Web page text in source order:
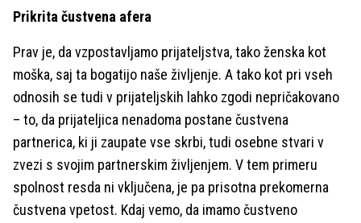
Prikrita čustvena afera
Prav je, da vzpostavljamo prijateljstva, tako ženska kot
moška, saj ta bogatijo naše življenje. A tako kot pri vseh
odnosih se tudi v prijateljskih lahko zgodi nepričakovano
– to, da prijateljica nenadoma postane čustvena
partnerica, ki ji zaupate vse skrbi, tudi osebne stvari v
zvezi s svojim partnerskim življenjem. V tem primeru
spolnost resda ni vključena, je pa prisotna prekomerna
čustvena vpetost. Kdaj vemo, da imamo čustveno